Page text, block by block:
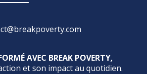
AVEC BREAK POVERTY,
et son impact au quotidien.